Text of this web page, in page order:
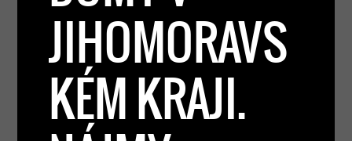
JIHOMORAVS
KÉM KRAJI.